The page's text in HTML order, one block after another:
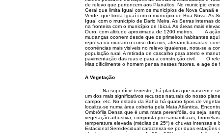
de relevo que pertencem aos Planaltos. No município
Geral que limita Iguaí com os municípios de Nova Canaã
Verde, que limita Iguaí com o município de Boa Nova. As
Iguaí com o município de Dario Meira. As Serras internas
na fronteira com o município de Ibicui. As áreas mais
Ouro, com altitude aproximada de 1200 metros. A ação
mudanças ocorrem desde que os primeiros habitantes
represa ou mudam o curso dos rios, aterram baixadas,
ocorrências mais visíveis no relevo iguaiense, nota-se a
população rural. A retirada de cascalho para aterro e
pavimentação das ruas e para a construção civil. O
Mas dificilmente o homem pensa nesses fatores, e age
A Vegetação
Na superfície terrestre, há plantas que nascem e se
um dos mais significativos recursos naturais do nosso
campo, etc. No estado da Bahia há quatro tipos de
localiza-se numa área coberta pela Mata Atlântica.
Ombrófila Densa que é uma mata perenifólia, ou seja,
vegetação arbustiva, composta por samambaias,
temperatura elevada (médias de 25°) e chuvas intensas
Estacional Semidecidual caracteriza-se por duas